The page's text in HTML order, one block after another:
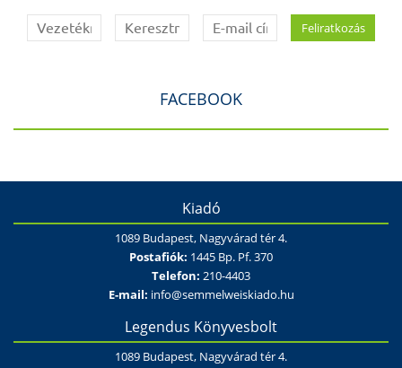
FACEBOOK
Kiadó
1089 Budapest, Nagyvárad tér 4.
Postafiók: 1445 Bp. Pf. 370
Telefon: 210-4403
E-mail: info@semmelweiskiado.hu
Legendus Könyvesbolt
1089 Budapest, Nagyvárad tér 4.